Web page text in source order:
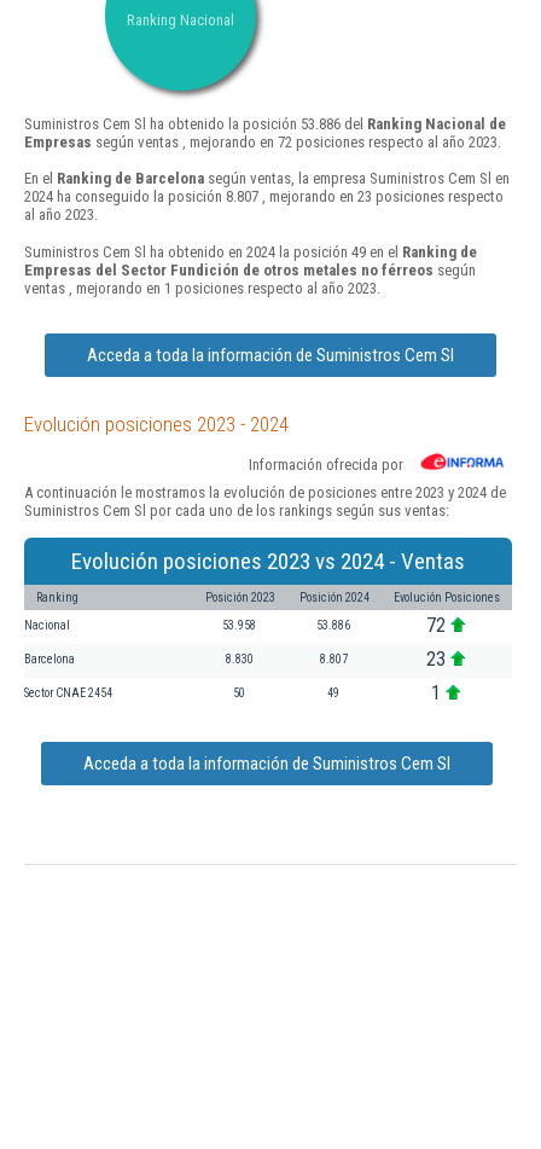
Ranking Nacional
Suministros Cem Sl ha obtenido la posición 53.886 del Ranking Nacional de
Empresas según ventas , mejorando en 72 posiciones respecto al año 2023.
En el Ranking de Barcelona según ventas, la empresa Suministros Cem Sl en
2024 ha conseguido la posición 8.807 , mejorando en 23 posiciones respecto
al año 2023.
Suministros Cem Sl ha obtenido en 2024 la posición 49 en el Ranking de
Empresas del Sector Fundición de otros metales no férreos según
ventas , mejorando en 1 posiciones respecto al año 2023.
Acceda a toda la información de Suministros Cem Sl
Evolución posiciones 2023 - 2024
Información ofrecida por
A continuación le mostramos la evolución de posiciones entre 2023 y 2024 de
Suministros Cem Sl por cada uno de los rankings según sus ventas:
Evolución posiciones 2023 vs 2024 - Ventas
Ranking Posición 2023 Posición 2024 Evolución Posiciones
Nacional 53.958 53.886 72
Barcelona 8.830 8.807 23
Sector CNAE 2454 50 49 1
Acceda a toda la información de Suministros Cem Sl